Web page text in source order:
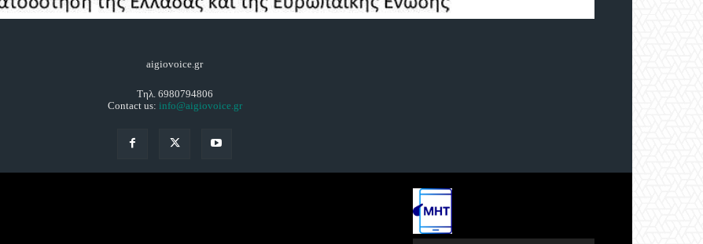
aigiovoice.gr
Τηλ. 6980794806
Contact us: info@aigiovoice.gr